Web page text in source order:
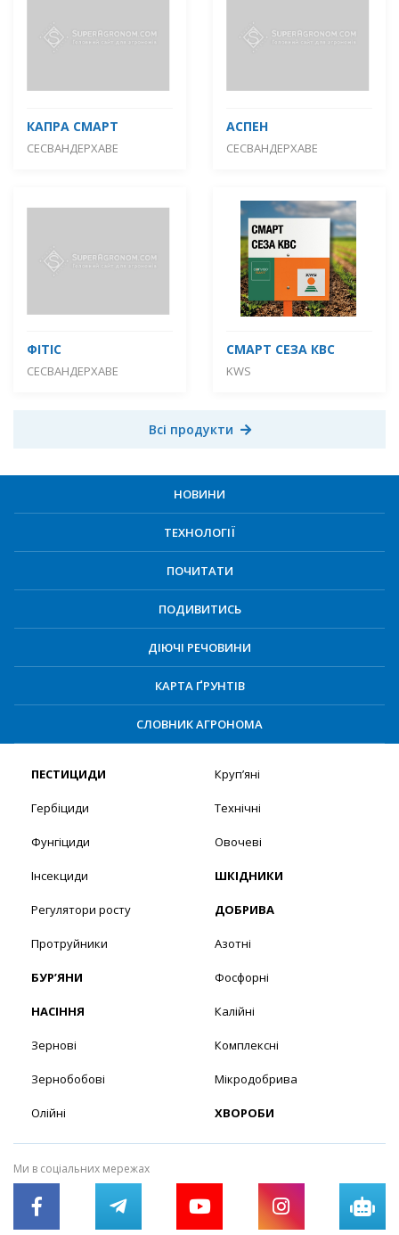
КАПРА СМАРТ
СЕСВАНДЕРХАВЕ
АСПЕН
СЕСВАНДЕРХАВЕ
ФІТІС
СЕСВАНДЕРХАВЕ
СМАРТ СЕЗА КВС
KWS
Всі продукти
НОВИНИ
ТЕХНОЛОГІЇ
ПОЧИТАТИ
ПОДИВИТИСЬ
ДІЮЧІ РЕЧОВИНИ
КАРТА ҐРУНТІВ
СЛОВНИК АГРОНОМА
ПЕСТИЦИДИ
Гербіциди
Фунгіциди
Інсекциди
Регулятори росту
Протруйники
БУР’ЯНИ
НАСІННЯ
Зернові
Зернобобові
Олійні
Круп’яні
Технічні
Овочеві
ШКІДНИКИ
ДОБРИВА
Азотні
Фосфорні
Калійні
Комплексні
Мікродобрива
ХВОРОБИ
Ми в соціальних мережах